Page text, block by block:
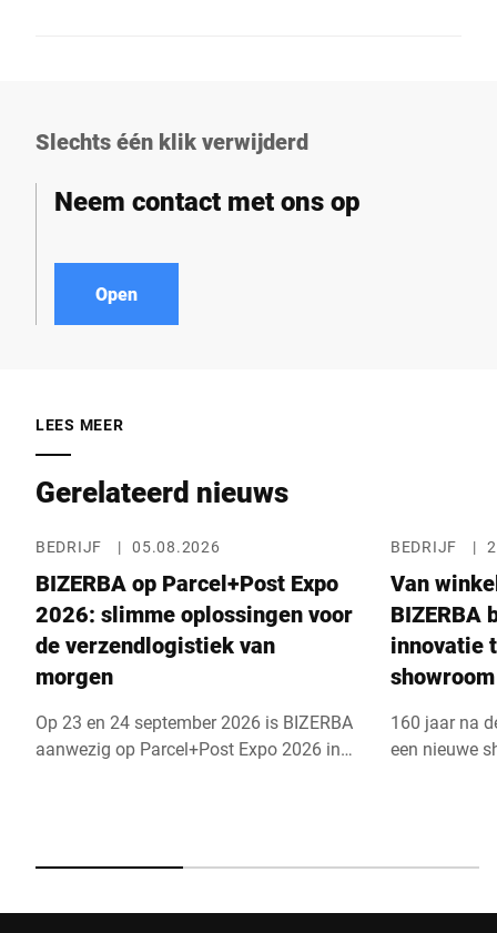
Slechts één klik verwijderd
Neem contact met ons op
Open
LEES MEER
Gerelateerd nieuws
BEDRIJF | 05.08.2026
BIZERBA op Parcel+Post Expo
2026: slimme oplossingen voor
de verzendlogistiek van
morgen
Op 23 en 24 september 2026 is BIZERBA
aanwezig op Parcel+Post Expo 2026 in
hoofdhal innovatieve oplossingen voor
BEDRIJF |
Van
BIZERBA
innovatie
showroom
160 jaar na
een nieuwe
wegen,